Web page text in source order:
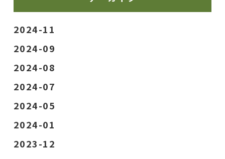
2024-11
2024-09
2024-08
2024-07
2024-05
2024-01
2023-12